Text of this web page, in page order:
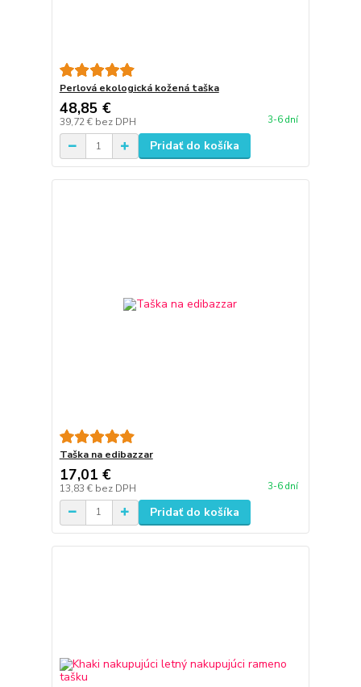
Perlová ekologická kožená taška
48,85 €
39,72 € bez DPH 3-6 dní
Pridať do košíka
Taška na edibazzar
17,01 €
13,83 € bez DPH 3-6 dní
Pridať do košíka